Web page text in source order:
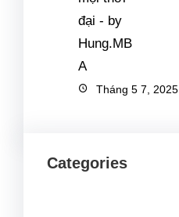
Tháng 5 7, 2025
Categories